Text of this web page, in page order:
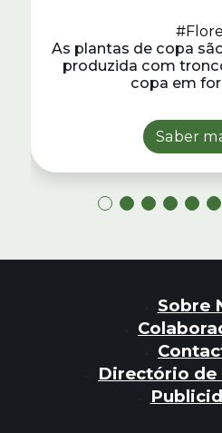
As plantas de copa
produzida com
copa em
Saber
Sobre
Directório de